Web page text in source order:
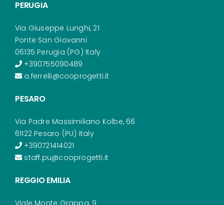
PERUGIA
Via Giuseppe Lunghi, 21
Ponte San Giovanni
06135 Perugia (PG) Italy
+390755090489
a.ferrelli@cooprogetti.it
PESARO
Via Padre Massimiliano Kolbe, 66
61122 Pesaro (PU) Italy
+390721414021
staff.pu@cooprogetti.it
REGGIO EMILIA